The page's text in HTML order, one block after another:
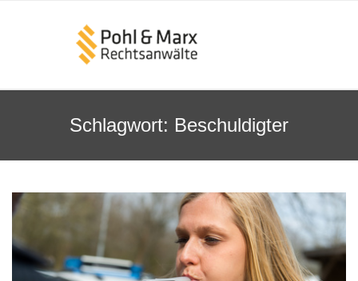
Schlagwort: Beschuldigter